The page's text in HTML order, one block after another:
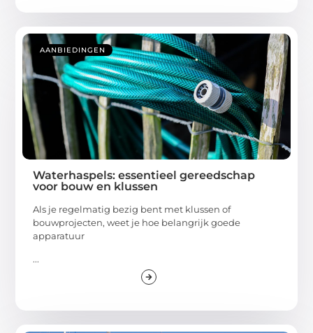
AANBIEDINGEN
Waterhaspels: essentieel gereedschap
voor bouw en klussen
Als je regelmatig bezig bent met klussen of
bouwprojecten, weet je hoe belangrijk goede
apparatuur
...